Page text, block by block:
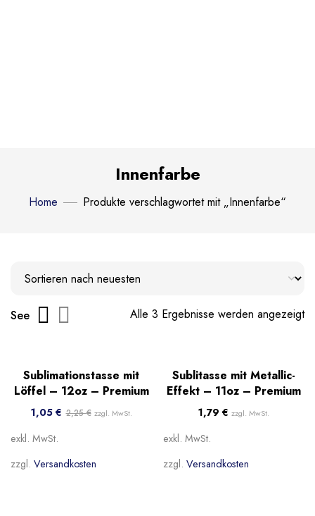
Innenfarbe
Home Produkte verschlagwortet mit „Innenfarbe“
Alle 3 Ergebnisse werden angezeigt
See
Sale!
Sublimationstasse mit
Löffel – 12oz – Premium
1,05 € 2,25€ zzgl. MwSt.
exkl. MwSt.
zzgl. Versandkosten
Sublitasse mit Metallic-
Effekt – 11oz – Premium
1,79 € zzgl. MwSt.
exkl. MwSt.
zzgl. Versandkosten